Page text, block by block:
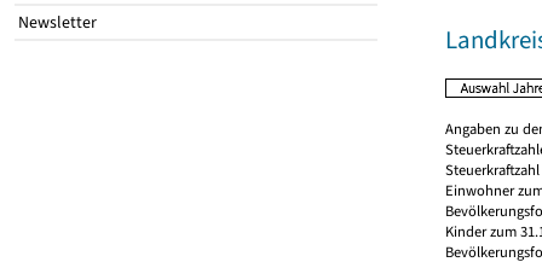
Newsletter
Angaben zu
Einwohner
Kinder zum